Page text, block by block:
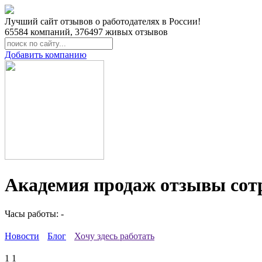
Лучший сайт отзывов о работодателях в России!
65584 компаний, 376497 живых отзывов
Добавить компанию
Академия продаж отзывы
Часы работы: -
Новости Блог Хочу здесь работать
1 1